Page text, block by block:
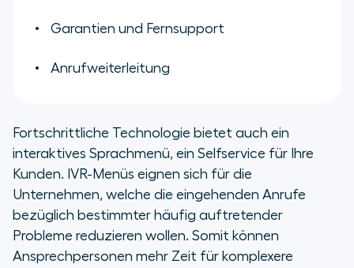
Garantien und Fernsupport
Anrufweiterleitung
Fortschrittliche Technologie bietet auch ein
interaktives Sprachmenü, ein Selfservice für Ihre
Kunden. IVR-Menüs eignen sich für die
Unternehmen, welche die eingehenden Anrufe
bezüglich bestimmter häufig auftretender
Probleme reduzieren wollen. Somit können
Ansprechpersonen mehr Zeit für komplexere